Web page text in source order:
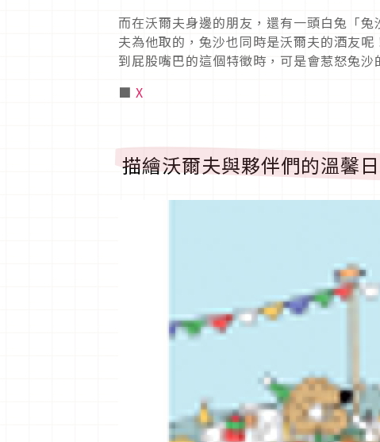
而在沃爾夫身邊的朋友，還有一頭白兔「
夫為他取的，兔沙也同時是沃爾夫的酒友
到屁股嘴巴的這個特徵時，可是會惹怒兔沙
■ X
描繪沃爾夫與夥伴們的溫馨